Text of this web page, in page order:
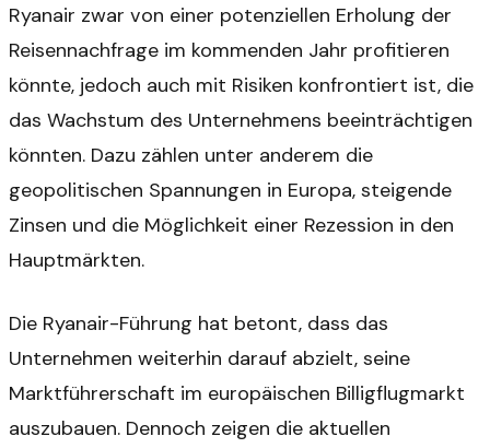
Ryanair zwar von einer potenziellen Erholung der
Reisennachfrage im kommenden Jahr profitieren
könnte, jedoch auch mit Risiken konfrontiert ist, die
das Wachstum des Unternehmens beeinträchtigen
könnten. Dazu zählen unter anderem die
geopolitischen Spannungen in Europa, steigende
Zinsen und die Möglichkeit einer Rezession in den
Hauptmärkten.
Die Ryanair-Führung hat betont, dass das
Unternehmen weiterhin darauf abzielt, seine
Marktführerschaft im europäischen Billigflugmarkt
auszubauen. Dennoch zeigen die aktuellen